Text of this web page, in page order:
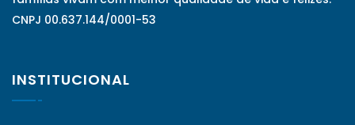
CNPJ 00.637.144/0001-53
INSTITUCIONAL